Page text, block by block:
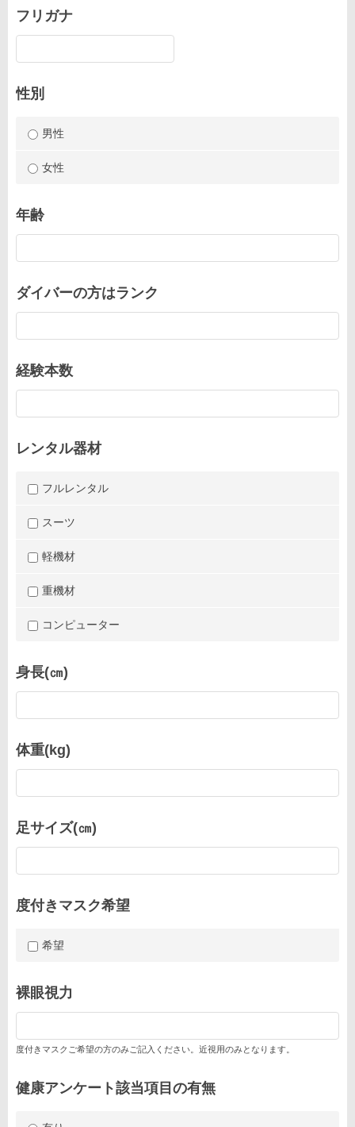
フリガナ
性別
男性
女性
年齢
ダイバーの方はランク
経験本数
レンタル器材
フルレンタル
スーツ
軽機材
重機材
コンピューター
身長(㎝)
体重(kg)
足サイズ(㎝)
度付きマスク希望
希望
裸眼視力
度付きマスクご希望の方のみご記入ください。近視用のみとなります。
健康アンケート該当項目の有無